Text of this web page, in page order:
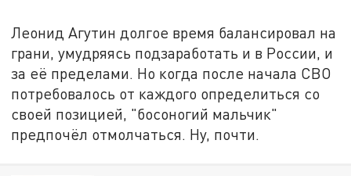
Леонид Агутин долгое время балансировал на
грани, умудряясь подзаработать и в России, и
за её пределами. Но когда после начала СВО
потребовалось от каждого определиться со
своей позицией, "босоногий мальчик"
предпочёл отмолчаться. Ну, почти.